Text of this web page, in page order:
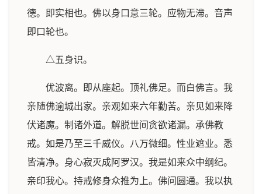
德。即实相也。佛以身口意三轮。应物无滞。音声
即口轮也。
△五身识。
优波离。即从座起。顶礼佛足。而白佛言。我
亲随佛逾城出家。亲观如来六年勤苦。亲见如来降
伏诸魔。制诸外道。解脱世间贪欲诸漏。承佛教
戒。如是乃至三千威仪。八万微细。性业遮业。悉
皆清净。身心寂灭成阿罗汉。我是如来众中纲纪。
亲印我心。持戒修身众推为上。佛问圆通。我以执